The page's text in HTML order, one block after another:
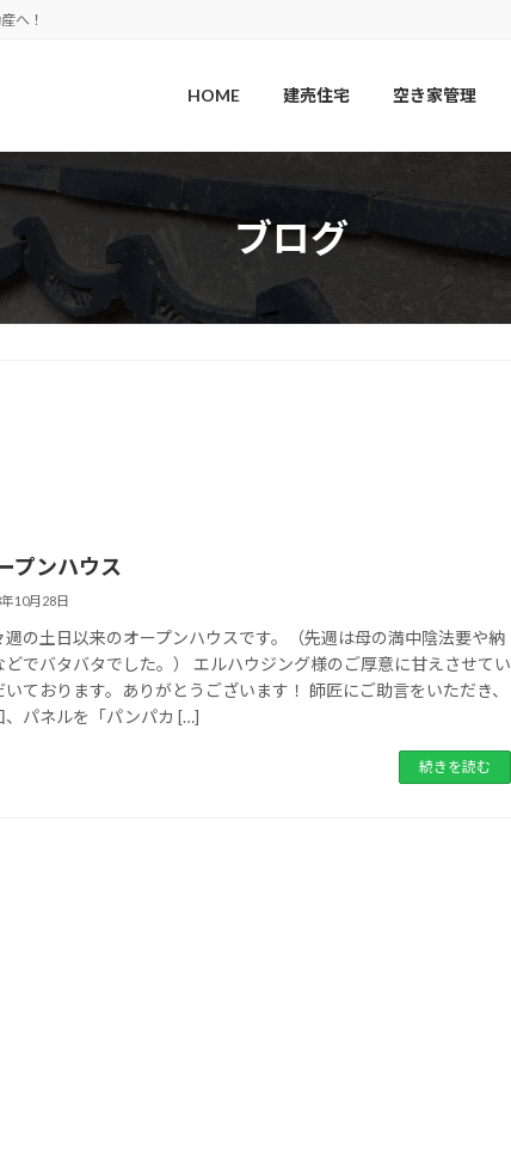
へ！
HOME 建売住宅 空き家管理
ブログ
プンハウス
10月28日
週の土日以来のオープンハウスです。（先週は母の満中陰法要や納
どでバタバタでした。） エルハウジング様のご厚意に甘えさせてい
いております。ありがとうございます！ 師匠にご助言をいただき、
、パネルを「パンパカ […]
続きを読む